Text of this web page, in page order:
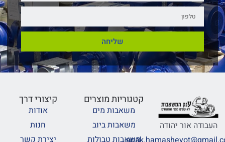
שליחה
העבודה אור יהודה
קטגוריות מוצרים
משאבות מים
משאבות ביוב
קיצורי דרך
אודות
חנות